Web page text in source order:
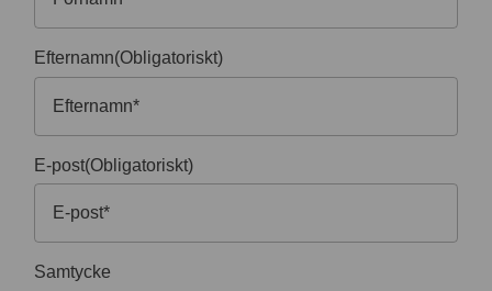
Efternamn(Obligatoriskt)
E-post(Obligatoriskt)
Samtycke